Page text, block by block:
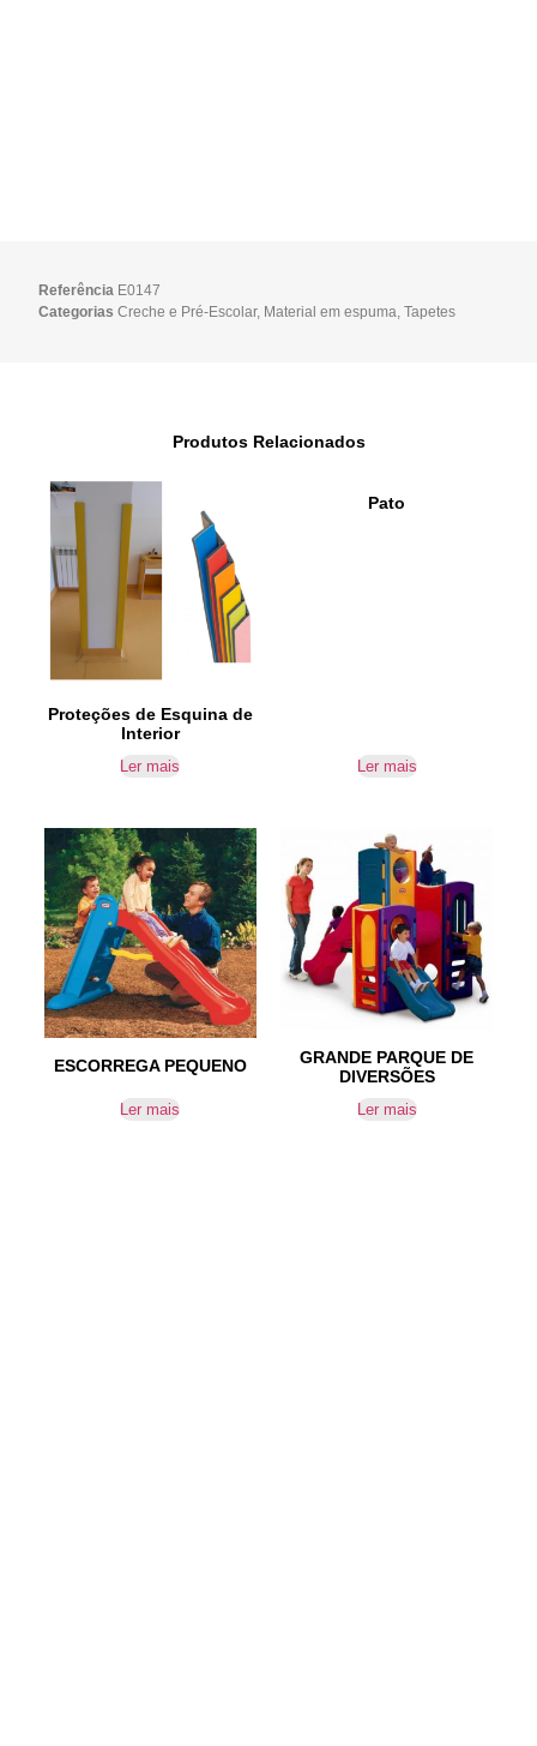
Referência E0147
Categorias Creche e Pré-Escolar, Material em espuma,Tapetes
Produtos Relacionados
Proteções de Esquina de
Interior
Ler mais
Pato
Ler mais
ESCORREGA PEQUENO
Ler mais
GRANDE PARQUE DE
DIVERSÕES
Ler mais